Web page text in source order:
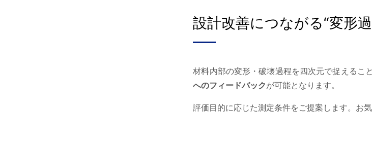
設計改善につながる“変形
材料内部の変形・破壊過程を四次元で捉えるこ
へのフィードバックが可能となります。
評価目的に応じた測定条件をご提案します。お